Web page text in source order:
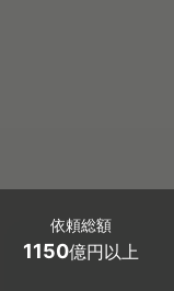
依頼総額
1150億円以上